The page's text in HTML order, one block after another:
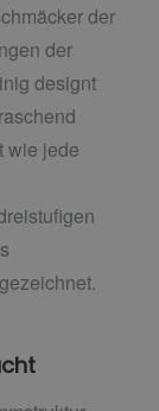
der
der
designt
wie jede